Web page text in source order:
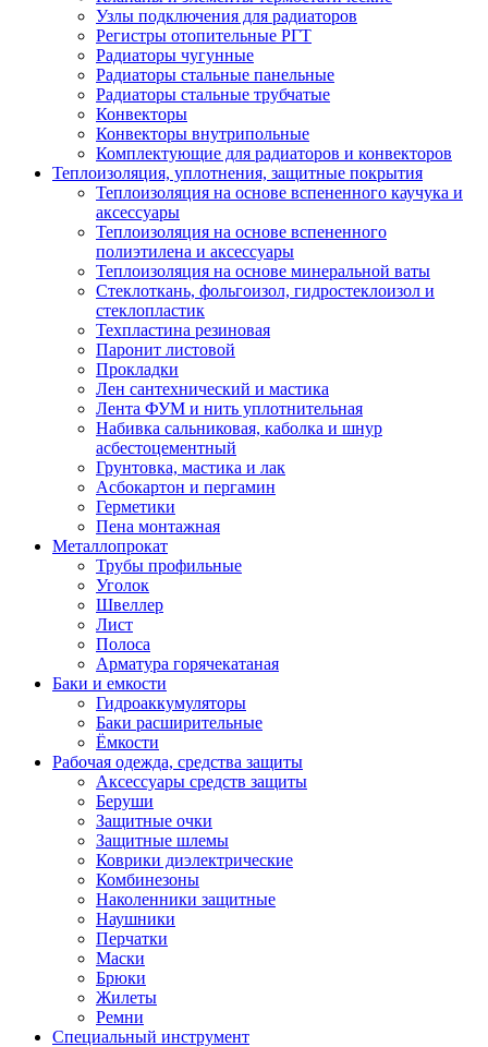
Узлы подключения для радиаторов
Регистры отопительные РГТ
Радиаторы чугунные
Радиаторы стальные панельные
Радиаторы стальные трубчатые
Конвекторы
Конвекторы внутрипольные
Комплектующие для радиаторов и конвекторов
Теплоизоляция, уплотнения, защитные покрытия
Теплоизоляция на основе вспененного каучука и
аксессуары
Теплоизоляция на основе вспененного
полиэтилена и аксессуары
Теплоизоляция на основе минеральной ваты
Стеклоткань, фольгоизол, гидростеклоизол и
стеклопластик
Техпластина резиновая
Паронит листовой
Прокладки
Лен сантехнический и мастика
Лента ФУМ и нить уплотнительная
Набивка сальниковая, каболка и шнур
асбестоцементный
Грунтовка, мастика и лак
Асбокартон и пергамин
Герметики
Пена монтажная
Металлопрокат
Трубы профильные
Уголок
Швеллер
Лист
Полоса
Арматура горячекатаная
Баки и емкости
Гидроаккумуляторы
Баки расширительные
Ёмкости
Рабочая одежда, средства защиты
Аксессуары средств защиты
Беруши
Защитные очки
Защитные шлемы
Коврики диэлектрические
Комбинезоны
Наколенники защитные
Наушники
Перчатки
Маски
Брюки
Жилеты
Ремни
Специальный инструмент